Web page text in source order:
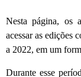
Nesta página, os
acessar as edições
a 2022, em um
Durante esse